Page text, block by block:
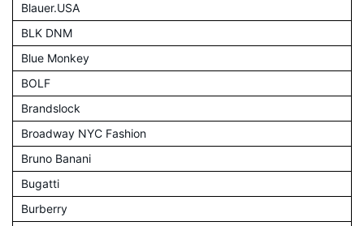
Blauer.USA
BLK DNM
Blue Monkey
BOLF
Brandslock
Broadway NYC Fashion
Bruno Banani
Bugatti
Burberry